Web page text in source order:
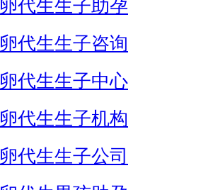
代生生子助孕
代生生子咨询
代生生子中心
代生生子机构
代生生子公司